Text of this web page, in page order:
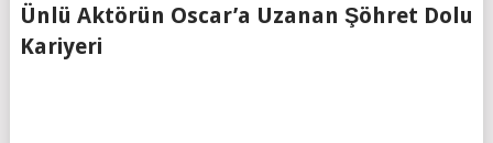
Ünlü Aktörün Oscar’a Uzanan Şöhret Dolu
Kariyeri